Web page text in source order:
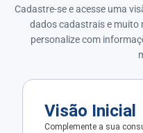
Cadastre-se e acesse uma
dados cadastrais e muito
personalize com
Visão Inicial
Complemente a sua